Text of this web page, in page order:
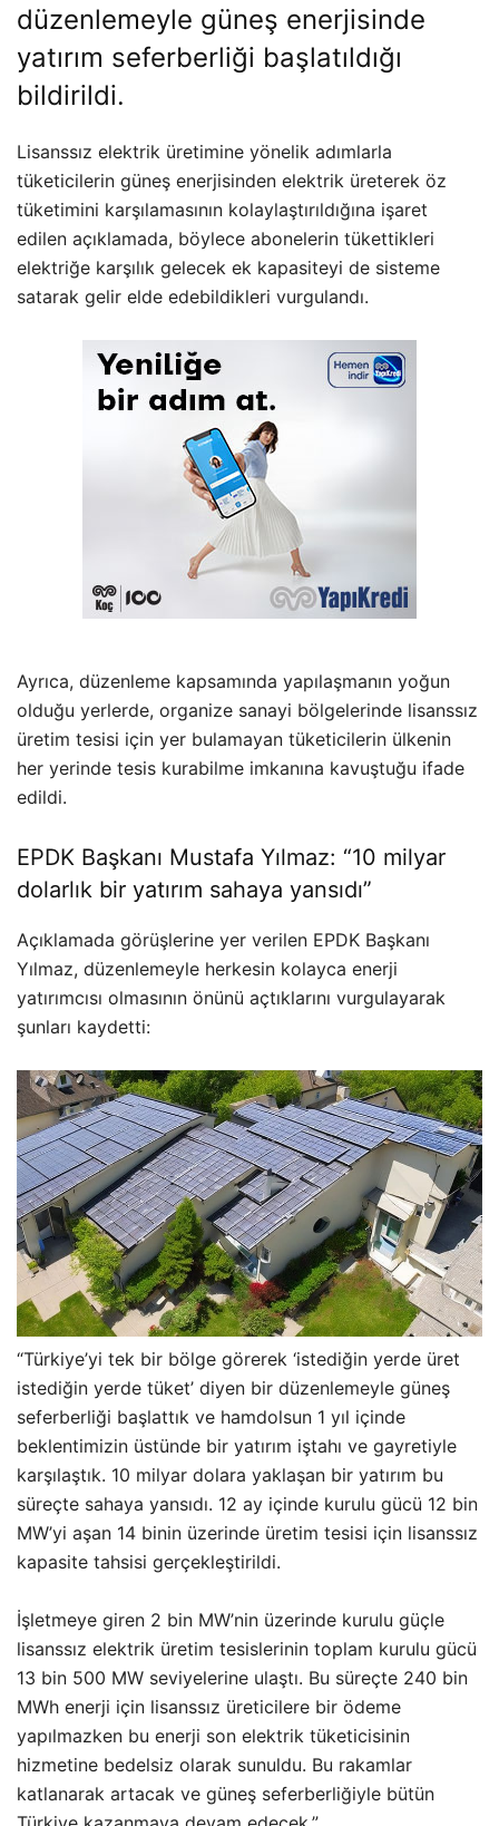
düzenlemeyle güneş enerjisinde
yatırım seferberliği başlatıldığı
bildirildi.
Lisanssız elektrik üretimine yönelik adımlarla
tüketicilerin güneş enerjisinden elektrik üreterek öz
tüketimini karşılamasının kolaylaştırıldığına işaret
edilen açıklamada, böylece abonelerin tükettikleri
elektriğe karşılık gelecek ek kapasiteyi de sisteme
satarak gelir elde edebildikleri vurgulandı.
Ayrıca, düzenleme kapsamında yapılaşmanın yoğun
olduğu yerlerde, organize sanayi bölgelerinde lisanssız
üretim tesisi için yer bulamayan tüketicilerin ülkenin
her yerinde tesis kurabilme imkanına kavuştuğu ifade
edildi.
EPDK Başkanı Mustafa Yılmaz: “10 milyar
dolarlık bir yatırım sahaya yansıdı”
Açıklamada görüşlerine yer verilen EPDK Başkanı
Yılmaz, düzenlemeyle herkesin kolayca enerji
yatırımcısı olmasının önünü açtıklarını vurgulayarak
şunları kaydetti:
“Türkiye’yi tek bir bölge görerek ‘istediğin yerde üret
istediğin yerde tüket’ diyen bir düzenlemeyle güneş
seferberliği başlattık ve hamdolsun 1 yıl içinde
beklentimizin üstünde bir yatırım iştahı ve gayretiyle
karşılaştık. 10 milyar dolara yaklaşan bir yatırım bu
süreçte sahaya yansıdı. 12 ay içinde kurulu gücü 12 bin
MW’yi aşan 14 binin üzerinde üretim tesisi için lisanssız
kapasite tahsisi gerçekleştirildi.
İşletmeye giren 2 bin MW’nin üzerinde kurulu güçle
lisanssız elektrik üretim tesislerinin toplam kurulu gücü
13 bin 500 MW seviyelerine ulaştı. Bu süreçte 240 bin
MWh enerji için lisanssız üreticilere bir ödeme
yapılmazken bu enerji son elektrik tüketicisinin
hizmetine bedelsiz olarak sunuldu. Bu rakamlar
katlanarak artacak ve güneş seferberliğiyle bütün